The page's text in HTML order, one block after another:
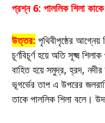
প্রশ্ন 6: পাললিক শিলা
উত্তর: পৃথিবীপৃষ্ঠের আগ্নেয়
চূর্ণবিচূর্ণ হয়ে অতি সূক্ষ্ম
বাহিত হয়ে সমুদ্র, হ্রদ,
ভূগর্ভের তাপ এ উপরের
তাকে পাললিক শিলা বলে।